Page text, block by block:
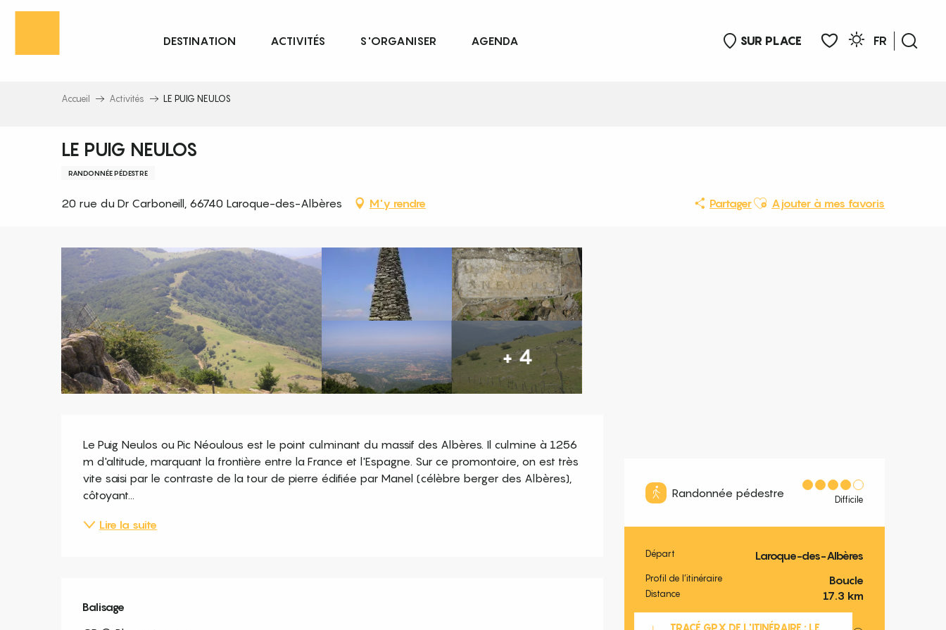
Aller
principal
SUR PLACE
FR
DESTINATION ACTIVITÉS S'ORGANISER AGENDA
Accueil Activités LE PUIG NEULOS
LE PUIG NEULOS
RANDONNÉE PÉDESTRE
20 rue du Dr Carboneill, 66740 Laroque-des-Albères M'y rendre PartagerAjouter aux favoris
Ajouter à mes favoris
Randonnée pédestre Difficile
Informations pratiques
Départ Laroque-des-Albères
Profil de l’itinéraire Boucle
Distance 17.3 km
Documentation
TRACÉ GPX DE L'ITINÉRAIRE : LE
+ 4
Description
Le Puig Neulos ou Pic Néoulous est le point culminant du massif des Albères. Il culmine à 1256
m d'altitude, marquant la frontière entre la France et l'Espagne. Sur ce promontoire, on est très
vite saisi par le contraste de la tour de pierre édifiée par Manel (célèbre berger des Albères),
côtoyant...
Lire la suite
Balisage